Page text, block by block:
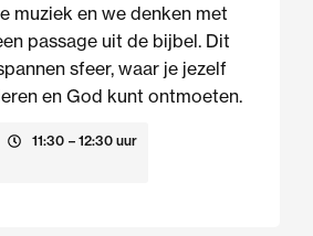
muziek en we denken met
passage uit de bijbel. Dit
sfeer, waar je jezelf
en God kunt ontmoeten.
11:30 – 12:30 uur